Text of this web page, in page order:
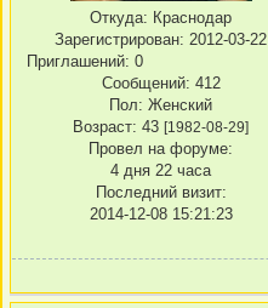
Откуда: Краснодар
Зарегистрирован: 2012-03-22
Приглашений: 0
Сообщений: 412
Пол: Женский
Возраст: 43 [1982-08-29]
Провел на форуме:
4 дня 22 часа
Последний визит:
2014-12-08 15:21:23